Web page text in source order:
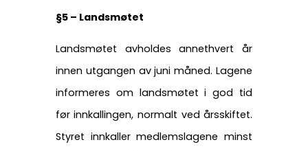
§5 – Landsmøtet
Landsmøtet avholdes annethvert år
innen utgangen av juni måned. Lagene
informeres om landsmøtet i god tid
før innkallingen, normalt ved årsskiftet.
Styret innkaller medlemslagene minst